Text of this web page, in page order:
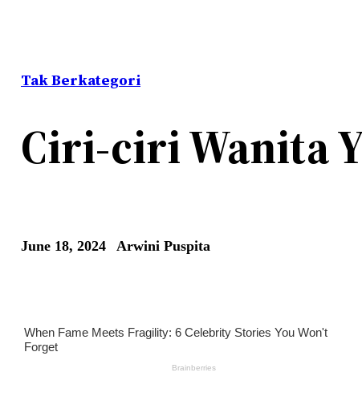
Tak Berkategori
Ciri-ciri Wanita
June 18, 2024 Arwini Puspita